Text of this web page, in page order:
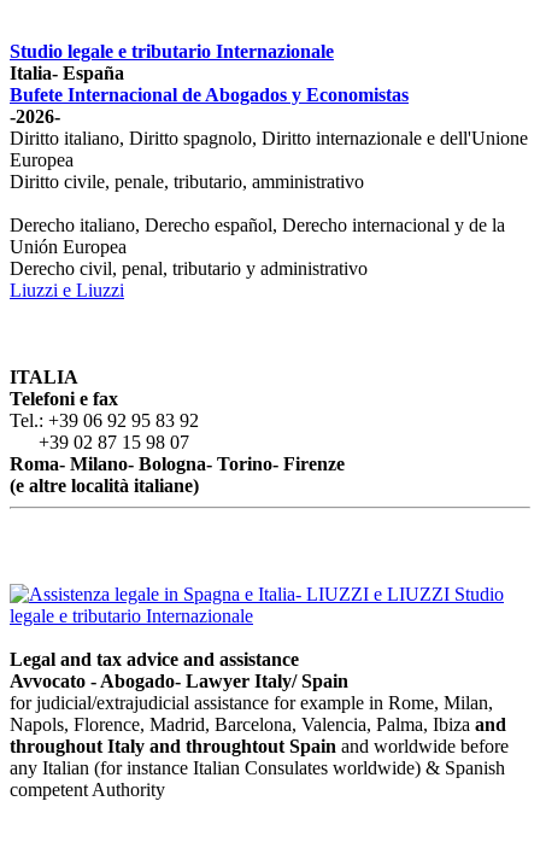
Studio legale e tributario Internazionale
Italia- España
Bufete Internacional de Abogados y Economistas
-2026-
Diritto italiano, Diritto spagnolo, Diritto internazionale e dell'Unione
Europea
Diritto civile, penale, tributario, amministrativo
Derecho italiano, Derecho español, Derecho internacional y de la
Unión Europea
Derecho civil, penal, tributario y administrativo
Liuzzi e Liuzzi
ITALIA
Telefoni e fax
Tel.: +39 06 92 95 83 92
+39 02 87 15 98 07
Roma- Milano- Bologna- Torino- Firenze
(e altre località italiane)
Legal and tax advice and assistance
Avvocato - Abogado- Lawyer Italy/ Spain
for judicial/extrajudicial assistance for example in Rome, Milan,
Napols, Florence, Madrid, Barcelona, Valencia, Palma, Ibiza and
throughout Italy and throughtout Spain and worldwide before
any Italian (for instance Italian Consulates worldwide) & Spanish
competent Authority